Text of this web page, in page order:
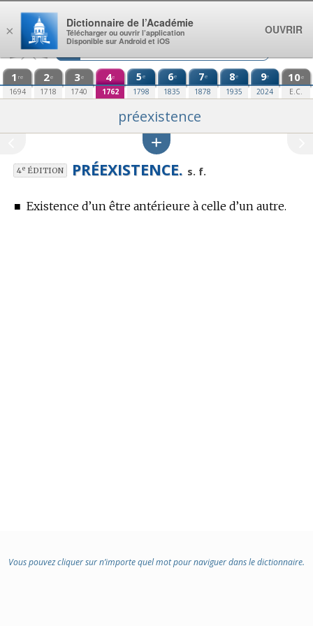
Aller au contenu
1 re
1694
2e
1718
3e
1740
4e
1762
5e
1798
6e
1835
7e
1878
8e
1935
9e
2024
10e
E.C.
préexistence
4eÉDITION PRÉEXISTENCE. s. f.
■ Existence d’un être antérieure à celle d’un autre.
Vous pouvez cliquer sur n’importe quel mot pour naviguer dans le dictionnaire.
×
Dictionnaire de l’Académie
Télécharger ou ouvrir l’application
Disponible sur Android et iOS
OUVRIR